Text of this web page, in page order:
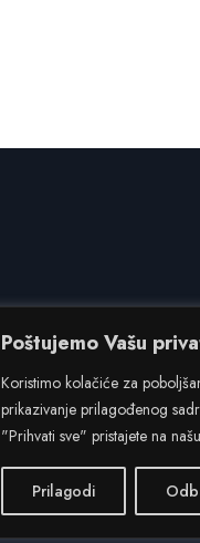
Poštujemo Vašu
Koristimo kolačiće za
prikazivanje prilagođenog
"Prihvati sve" pristajete na
Prilagodi